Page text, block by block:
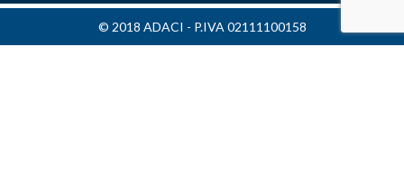
© 2018 ADACI - P.IVA 02111100158